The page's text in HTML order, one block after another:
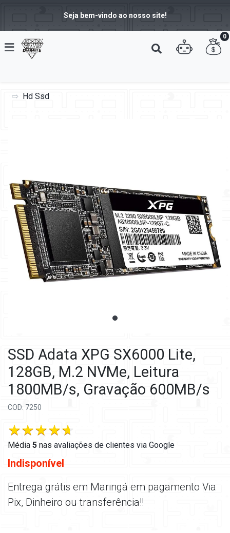
Seja bem-vindo ao nosso site!
0
Hd Ssd
SSD Adata XPG SX6000 Lite,
128GB, M.2 NVMe, Leitura
1800MB/s, Gravação 600MB/s
COD: 7250
Média 5 nas avaliações de clientes via Google
Indisponível
Entrega grátis em Maringá em pagamento Via
Pix, Dinheiro ou transferência!!